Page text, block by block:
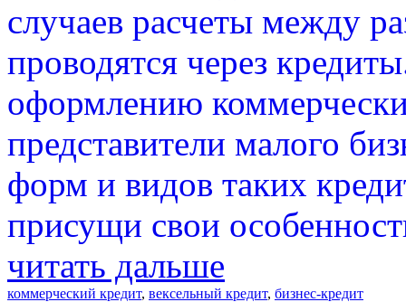
случаев расчеты между
проводятся через
оформлению
представители малого
форм и видов таких
присущи свои
читать дальше
коммерческий кредит, вексельный кредит, бизнес-кредит